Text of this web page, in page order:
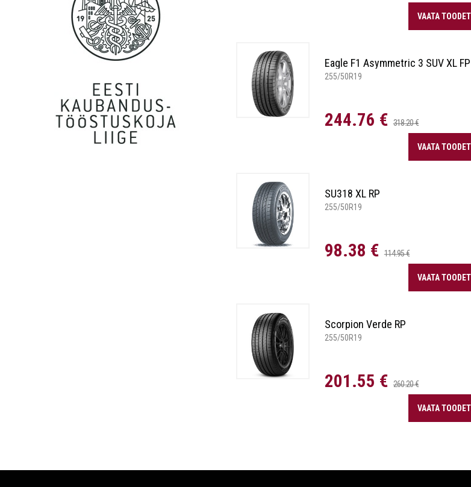
Igatahes suured tänud! Teenus osutus kiiremaks
kui isegi unistada oskasin! Nagu supermen tõi
sõbralik, proffesionaalne ja abivalmis. SUPER,
VAATA TOODET
Eagle F1 Asymmetric 3 SUV XL FP
255/50R19
244.76 € 318.20 €
VAATA TOODET
SU318 XL RP
255/50R19
98.38 € 114.95 €
VAATA TOODET
Scorpion Verde RP
255/50R19
201.55 € 260.20 €
VAATA TOODET